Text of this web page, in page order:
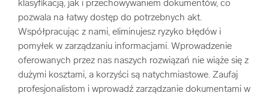
klasyfikacją, jak i przechowywaniem dokumentów, co
pozwala na łatwy dostęp do potrzebnych akt.
Współpracując z nami, eliminujesz ryzyko błędów i
pomyłek w zarządzaniu informacjami. Wprowadzenie
oferowanych przez nas naszych rozwiązań nie wiąże się z
dużymi kosztami, a korzyści są natychmiastowe. Zaufaj
profesjonalistom i wprowadź zarządzanie dokumentami w